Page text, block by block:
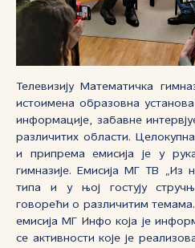
Телевизију Математичка
истоимена образовна
информације, забавне
различитих области.
и припрема емисија је у
гимназије. Емисија МГ ТВ „Из
типа и у њој гостују
говорећи о различитим
емисија МГ Инфо која је
се активности које је